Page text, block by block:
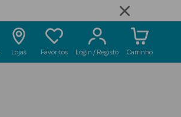
Lojas Favoritos Login / Registo Carrinho